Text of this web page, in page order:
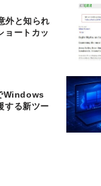
外と知られ
ョートカッ
Windows
する新ツー